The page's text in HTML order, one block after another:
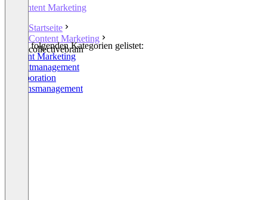
Content Marketing
Startseite
Content Marketing
collectivebrain
In den folgenden Kategorien gelistet:
Content Marketing
Projektmanagement
Collaboration
Wissensmanagement